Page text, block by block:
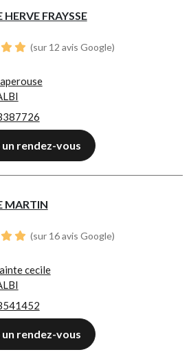
FRAYSSE
(sur 12 avis Google)
un rendez-vous
MARTIN
(sur 16 avis Google)
cecile
un rendez-vous